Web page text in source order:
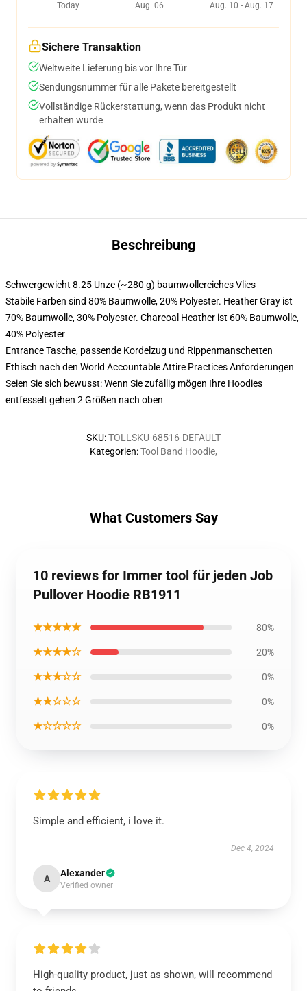
Today
Aug. 06
Aug. 10 - Aug. 17
Sichere Transaktion
Weltweite Lieferung bis vor Ihre Tür
Sendungsnummer für alle Pakete bereitgestellt
Vollständige Rückerstattung, wenn das Produkt nicht
erhalten wurde
Beschreibung
Schwergewicht 8.25 Unze (~280 g) baumwollereiches Vlies
Stabile Farben sind 80% Baumwolle, 20% Polyester. Heather Gray ist
70% Baumwolle, 30% Polyester. Charcoal Heather ist 60% Baumwolle,
40% Polyester
Entrance Tasche, passende Kordelzug und Rippenmanschetten
Ethisch nach den World Accountable Attire Practices Anforderungen
Seien Sie sich bewusst: Wenn Sie zufällig mögen Ihre Hoodies
entfesselt gehen 2 Größen nach oben
SKU:TOLLSKU-68516-DEFAULT
Kategorien:Tool Band Hoodie,
What Customers Say
10 reviews for Immer tool für jeden Job
Pullover Hoodie RB1911
★★★★★ 80%
★★★★☆ 20%
★★★☆☆ 0%
★★☆☆☆ 0%
★☆☆☆☆ 0%
Simple and efficient, i love it.
Dec 4, 2024
A Alexander
Verified owner
High-quality product, just as shown, will recommend